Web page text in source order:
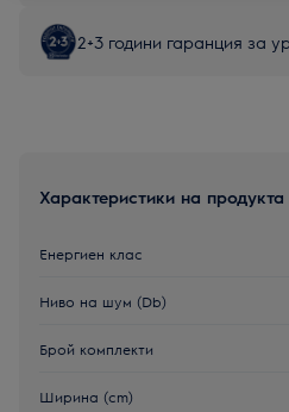
2+3 години гаранция за
Характеристики на продукта
Енергиен клас
Ниво на шум (Db)
Брой комплекти
Ширина (cm)